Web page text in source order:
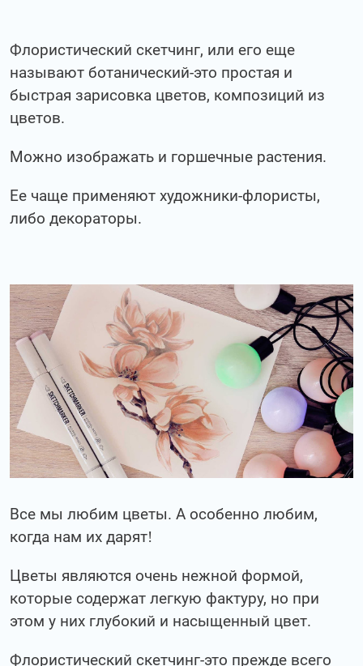
Флористический скетчинг, или его еще
называют ботанический-это простая и
быстрая зарисовка цветов, композиций из
цветов.
Можно изображать и горшечные растения.
Ее чаще применяют художники-флористы,
либо декораторы.
Все мы любим цветы. А особенно любим,
когда нам их дарят!
Цветы являются очень нежной формой,
которые содержат легкую фактуру, но при
этом у них глубокий и насыщенный цвет.
Флористический скетчинг-это прежде всего